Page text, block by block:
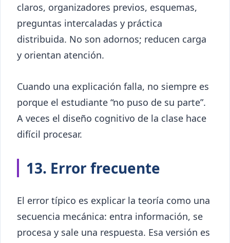
claros, organizadores previos, esquemas,
preguntas intercaladas y práctica
distribuida. No son adornos; reducen carga
y orientan atención.
Cuando una explicación falla, no siempre es
porque el estudiante “no puso de su parte”.
A veces el diseño cognitivo de la clase hace
difícil procesar.
13. Error frecuente
El error típico es explicar la teoría como una
secuencia mecánica: entra información, se
procesa y sale una respuesta. Esa versión es